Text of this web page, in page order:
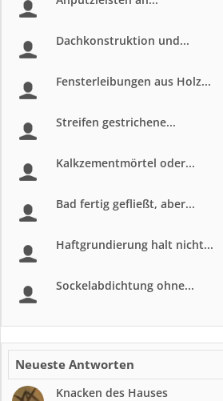
Dachkonstruktion und...
Fensterleibungen aus Holz...
Streifen gestrichene...
Kalkzementmörtel oder...
Bad fertig gefließt, aber...
Haftgrundierung halt nicht...
Sockelabdichtung ohne...
Neueste Antworten
Knacken des Hauses